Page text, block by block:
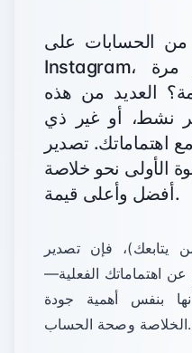
من الحسابات على
Instagram، لكن متى كانت آخر مرة
العديد من هذه
نشط، أو غير ذي
اهتماماتك. تصدير
الأولى نحو خلاصة
أفضل وأعلى قيمة.
يتابعك)، فإن تصدير
اهتماماتك الفعلية—
بنفس أهمية جودة
الخلاصة وصحة الحساب.